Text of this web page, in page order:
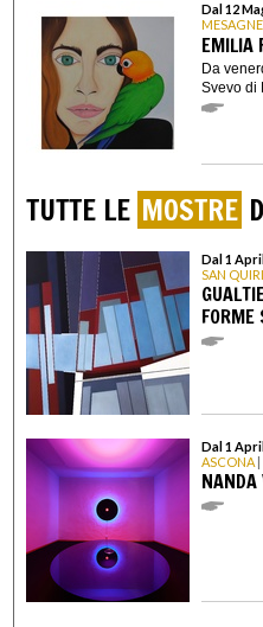
Dal 12
MESAGNE
EMILIA
Da
Svevo di
TUTTE LE MOSTRE
Dal 1
SAN
FORME
Dal 1
ASCONA
NANDA